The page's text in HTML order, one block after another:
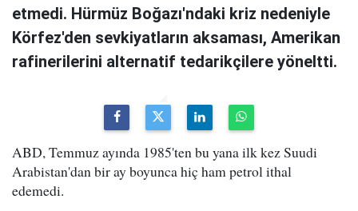
etmedi. Hürmüz Boğazı'ndaki kriz nedeniyle
Körfez'den sevkiyatların aksaması, Amerikan
rafinerilerini alternatif tedarikçilere yöneltti.
ABD, Temmuz ayında 1985'ten bu yana ilk kez Suudi
Arabistan'dan bir ay boyunca hiç ham petrol ithal
edemedi.